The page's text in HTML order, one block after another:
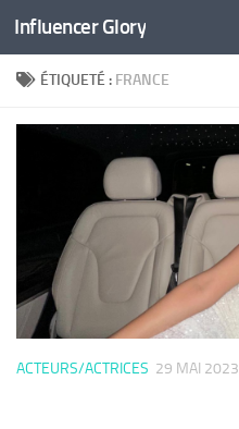
Skip to content
Influencer Glory
ÉTIQUETÉ : FRANCE
ACTEURS/ACTRICES 29 MAI 2023